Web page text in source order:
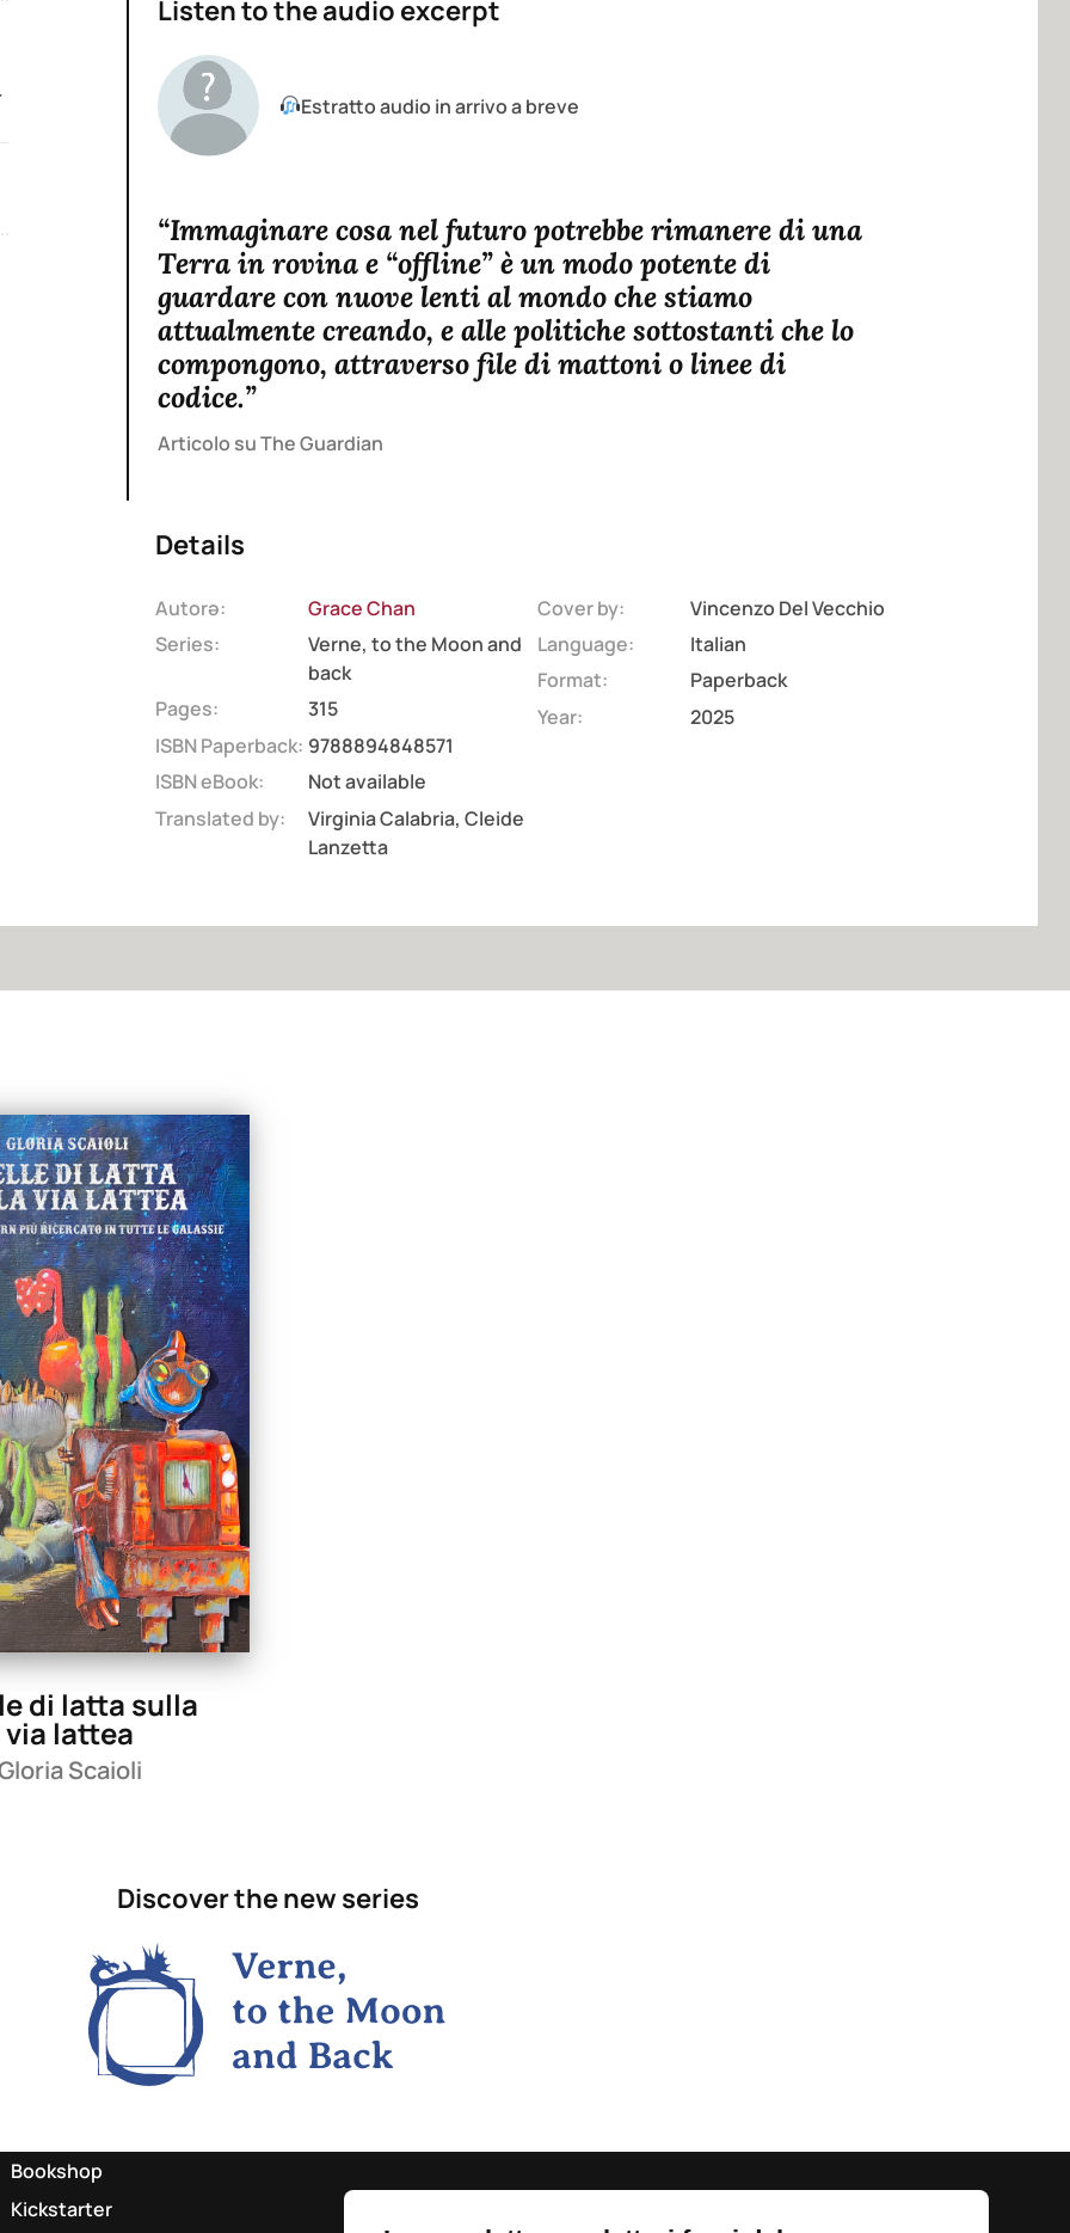
Listen to the audio excerpt
Estratto audio in arrivo a breve
“Immaginare cosa nel futuro potrebbe rimanere di una
Terra in rovina e “offline” è un modo potente di
guardare con nuove lenti al mondo che stiamo
attualmente creando, e alle politiche sottostanti che lo
compongono, attraverso file di mattoni o linee di
codice.”
Articolo su The Guardian
Details
Autorə:
Grace Chan
Series:
Verne, to the Moon and
back
Pages:
315
ISBN Paperback: 9788894848571
ISBN eBook:
Not available
Translated by:
Virginia Calabria, Cleide
Lanzetta
Cover by:
Vincenzo Del Vecchio
Language:
Italian
Format:
Paperback
Year:
2025
di latta sulla
via lattea
Scaioli
Discover the new series
Bookshop
Kickstarter